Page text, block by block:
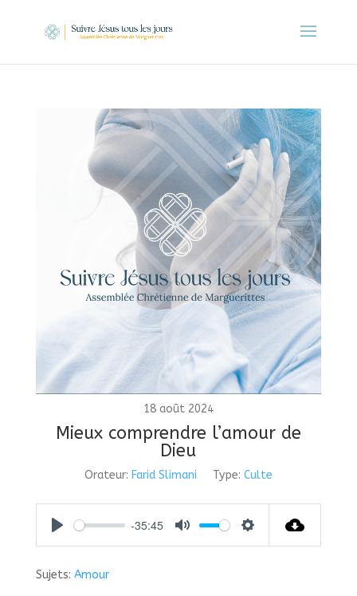
18 août 2024
Mieux comprendre l’amour de
Dieu
Orateur: Farid Slimani Type: Culte
-35:45
Sujets: Amour